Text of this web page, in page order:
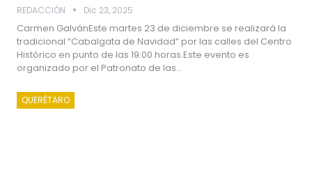
REDACCIÓN Dic 23, 2025
Carmen GalvánEste martes 23 de diciembre se realizará la
tradicional “Cabalgata de Navidad” por las calles del Centro
Histórico en punto de las 19:00 horas.Este evento es
organizado por el Patronato de las…
QUERÉTARO